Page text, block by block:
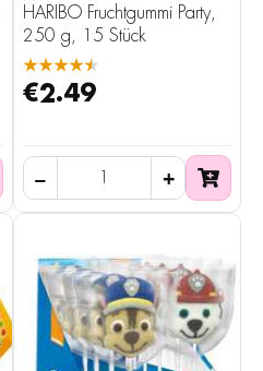
HARIBO Fruchtgummi Party,
250 g, 15 Stück
★★★★★
€2.49